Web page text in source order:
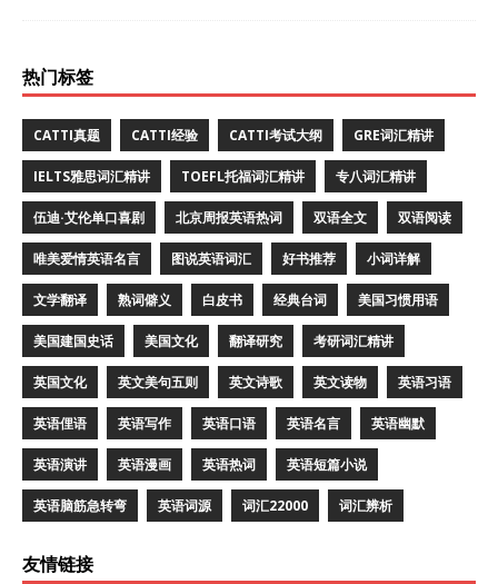
热门标签
CATTI真题 CATTI经验 CATTI考试大纲 GRE词汇精讲
IELTS雅思词汇精讲 TOEFL托福词汇精讲 专八词汇精讲
伍迪·艾伦单口喜剧 北京周报英语热词 双语全文 双语阅读
唯美爱情英语名言 图说英语词汇 好书推荐 小词详解
文学翻译 熟词僻义 白皮书 经典台词 美国习惯用语
美国建国史话 美国文化 翻译研究 考研词汇精讲
英国文化 英文美句五则 英文诗歌 英文读物 英语习语
英语俚语 英语写作 英语口语 英语名言 英语幽默
英语演讲 英语漫画 英语热词 英语短篇小说
英语脑筋急转弯 英语词源 词汇22000 词汇辨析
友情链接